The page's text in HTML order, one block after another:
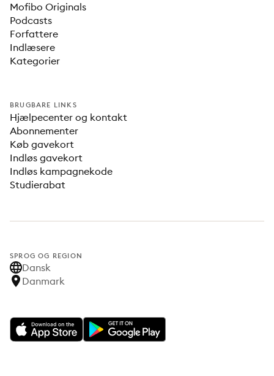
Mofibo Originals
Podcasts
Forfattere
Indlæsere
Kategorier
BRUGBARE LINKS
Hjælpecenter og kontakt
Abonnementer
Køb gavekort
Indløs gavekort
Indløs kampagnekode
Studierabat
SPROG OG REGION
Dansk
Danmark